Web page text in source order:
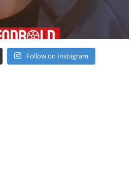
Follow on Instagram